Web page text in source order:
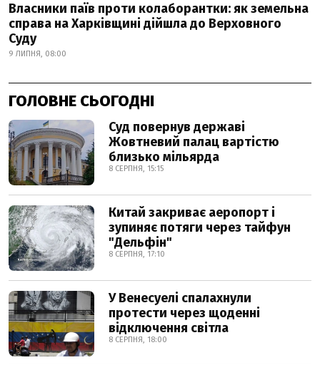
Власники паїв проти колаборантки: як земельна
справа на Харківщині дійшла до Верховного
Суду
9 ЛИПНЯ, 08:00
ГОЛОВНЕ СЬОГОДНІ
Суд повернув державі
Жовтневий палац вартістю
близько мільярда
8 СЕРПНЯ, 15:15
Китай закриває аеропорт і
зупиняє потяги через тайфун
"Дельфін"
8 СЕРПНЯ, 17:10
У Венесуелі спалахнули
протести через щоденні
відключення світла
8 СЕРПНЯ, 18:00